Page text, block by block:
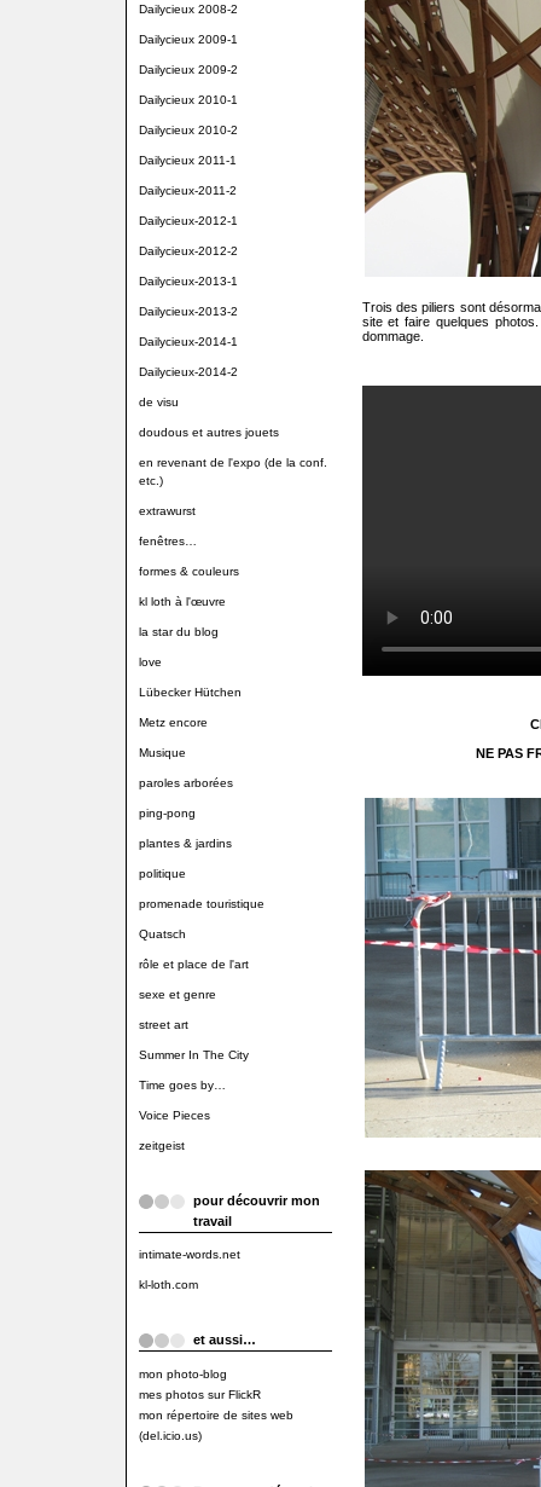
Dailycieux 2008-2
Dailycieux 2009-1
Dailycieux 2009-2
Dailycieux 2010-1
Dailycieux 2010-2
Dailycieux 2011-1
Dailycieux-2011-2
Dailycieux-2012-1
Dailycieux-2012-2
Dailycieux-2013-1
Dailycieux-2013-2
Dailycieux-2014-1
Dailycieux-2014-2
de visu
doudous et autres jouets
en revenant de l'expo (de la conf.
etc.)
extrawurst
fenêtres…
formes & couleurs
kl loth à l'œuvre
la star du blog
love
Lübecker Hütchen
Metz encore
Musique
paroles arborées
ping-pong
plantes & jardins
politique
promenade touristique
Quatsch
rôle et place de l'art
sexe et genre
street art
Summer In The City
Time goes by…
Voice Pieces
zeitgeist
pour découvrir mon
travail
intimate-words.net
kl-loth.com
et aussi…
mon photo-blog
mes photos sur FlickR
mon répertoire de sites web
(del.icio.us)
Trois des piliers sont
site et faire quelques
dommage.
NE PAS